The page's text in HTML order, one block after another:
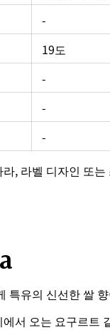
-
19도
-
-
-
, 라벨 디자인 또
특유의 신선한 쌀
에서 오는 요구르트